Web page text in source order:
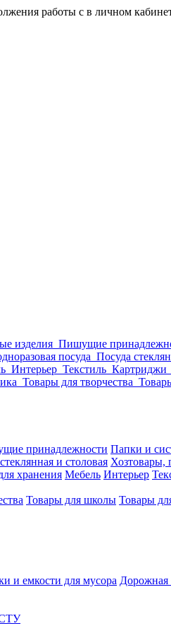
работы с в личном
изделия Пишущие
посуда Посуда
Интерьер Текстиль Картриджи
Товары для творчества
принадлежности Папки и
и столовая Хозтовары,
хранения Мебель Интерьер
Товары для школы Товары
и емкости для мусора Дорожная